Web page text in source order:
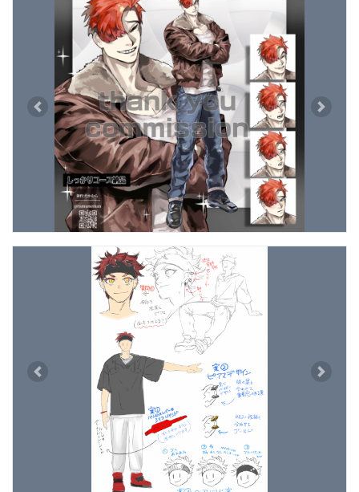
Previous Next
Previous Next